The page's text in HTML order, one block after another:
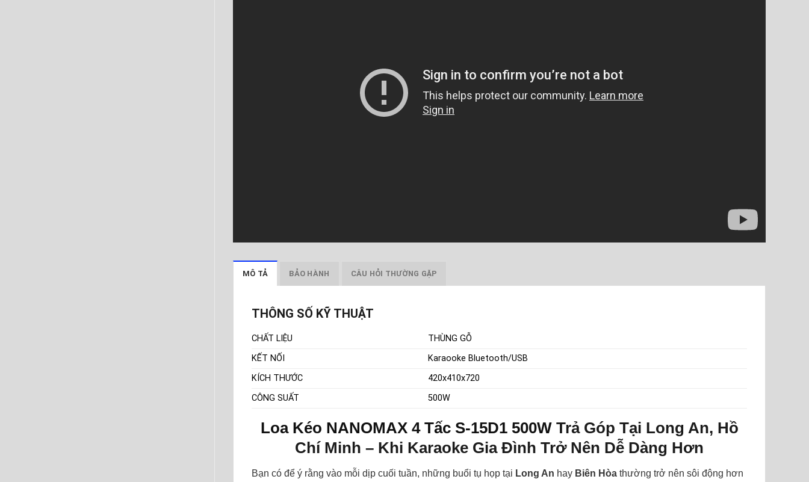
MÔ TẢ BẢO HÀNH CÂU HỎI THƯỜNG GẶP
THÔNG SỐ KỸ THUẬT
CHẤT LIỆU
THÙNG GỖ
KẾT NỐI
Karaooke Bluetooth/USB
KÍCH THƯỚC
420x410x720
CÔNG SUẤT
500W
Loa Kéo NANOMAX 4 Tấc S-15D1 500WTrả Góp Tại Long An, Hồ
Chí Minh – Khi Karaoke Gia Đình Trở Nên Dễ Dàng Hơn
Bạn có để ý rằng vào mỗi dịp cuối tuần, những buổi tụ họp tại Long An hay Biên Hòa thường trở nên sôi động hơn